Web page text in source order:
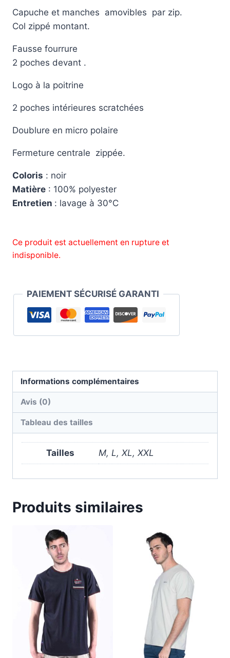
Capuche et manches amovibles par zip.
Col zippé montant.
Fausse fourrure
2 poches devant .
Logo à la poitrine
2 poches intérieures scratchées
Doublure en micro polaire
Fermeture centrale zippée.
Coloris : noir
Matière : 100% polyester
Entretien : lavage à 30°C
Ce produit est actuellement en rupture et
indisponible.
PAIEMENT SÉCURISÉ GARANTI
Informations complémentaires
Avis (0)
Tableau des tailles
Tailles M, L, XL, XXL
Produits similaires